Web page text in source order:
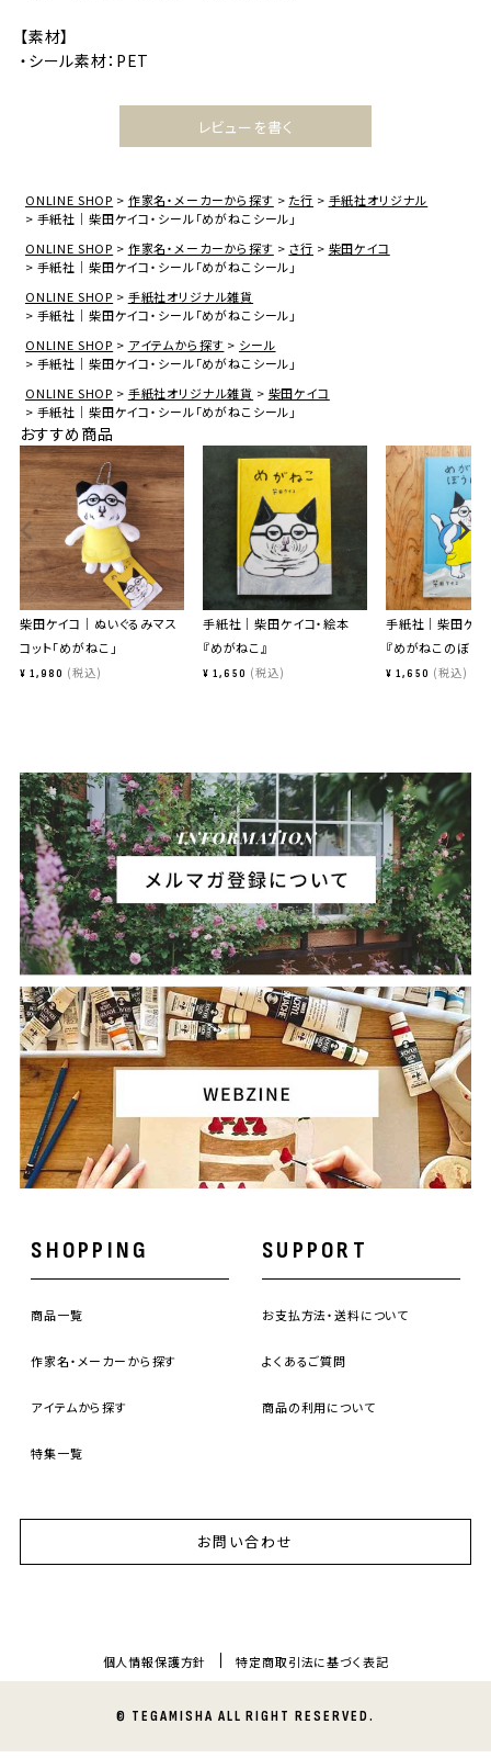
【素材】
・シール素材：PET
レビューを書く
ONLINE SHOP 作家名・メーカーから探す た行
手紙社オリジナル
手紙社｜柴田ケイコ・シール「めがねこシール」
ONLINE SHOP
作家名・メーカーから探す さ行
柴田ケイコ
手紙社｜柴田ケイコ・シール「めがねこシール」
ONLINE SHOP
手紙社オリジナル雑貨
手紙社｜柴田ケイコ・シール「めがねこシール」
ONLINE SHOP
アイテムから探す
シール
手紙社｜柴田ケイコ・シール「めがねこシール」
ONLINE SHOP
手紙社オリジナル雑貨
柴田ケイコ
手紙社｜柴田ケイコ・シール「めがねこシール」
おすすめ商品
柴田ケイコ｜ぬいぐるみマス
コット「めがねこ」
¥ 1,980 税込
手紙社｜柴田ケイコ・絵本
『めがねこ』
¥ 1,650 税込
手紙社｜柴田ケイ
『めがねこのぼう
¥ 1,650 税込
SHOPPING
商品一覧
作家名・メーカーから探す
アイテムから探す
特集一覧
SUPPORT
お支払方法・送料について
よくあるご質問
商品の利用について
お問い合わせ
個人情報保護方針 特定商取引法に基づく表記
© TEGAMISHA ALL RIGHT RESERVED.